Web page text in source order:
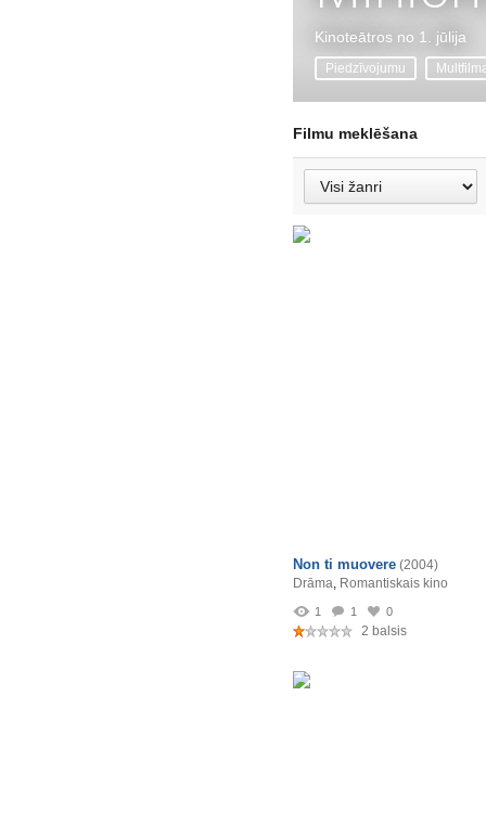
Kinoteātros no 1. jūlija
Piedzīvojumu
Filmu meklēšana
Non ti muovere (2004)
Drāma, Romantiskais kino
1 1 0
2 balsis